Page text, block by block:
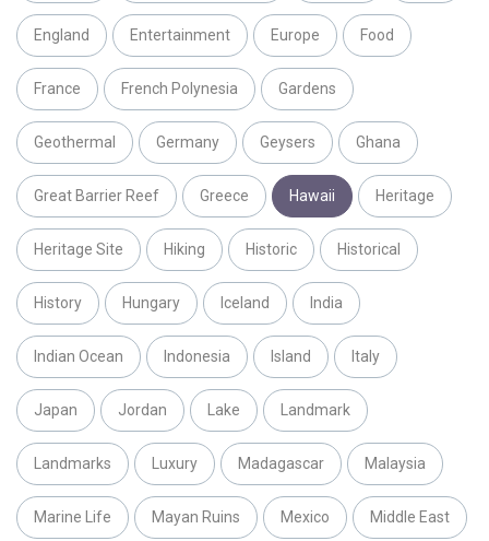
England Entertainment Europe Food
France French Polynesia Gardens
Geothermal Germany Geysers Ghana
Great Barrier Reef Greece Hawaii Heritage
Heritage Site Hiking Historic Historical
History Hungary Iceland India
Indian Ocean Indonesia Island Italy
Japan Jordan Lake Landmark
Landmarks Luxury Madagascar Malaysia
Marine Life Mayan Ruins Mexico Middle East